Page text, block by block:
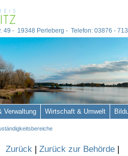
Zurück | Zurück zur Behörde |
49 - 19348 Perleberg - Telefon: 03876 -
Verwaltung Wirtschaft & Umwelt